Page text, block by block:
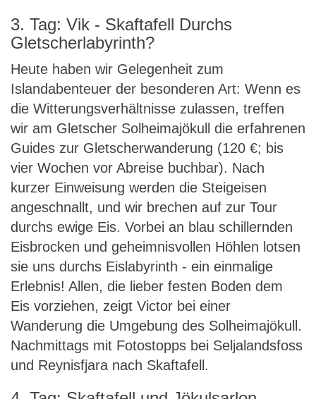
3. Tag: Vik - Skaftafell Durchs
Gletscherlabyrinth?
Heute haben wir Gelegenheit zum
Islandabenteuer der besonderen Art: Wenn es
die Witterungsverhältnisse zulassen, treffen
wir am Gletscher Solheimajökull die erfahrenen
Guides zur Gletscherwanderung (120 €; bis
vier Wochen vor Abreise buchbar). Nach
kurzer Einweisung werden die Steigeisen
angeschnallt, und wir brechen auf zur Tour
durchs ewige Eis. Vorbei an blau schillernden
Eisbrocken und geheimnisvollen Höhlen lotsen
sie uns durchs Eislabyrinth - ein einmalige
Erlebnis! Allen, die lieber festen Boden dem
Eis vorziehen, zeigt Victor bei einer
Wanderung die Umgebung des Solheimajökull.
Nachmittags mit Fotostopps bei Seljalandsfoss
und Reynisfjara nach Skaftafell.